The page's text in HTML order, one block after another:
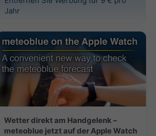
Jahr
Wetter direkt am Handgelenk –
meteoblue jetzt auf der Apple Watch